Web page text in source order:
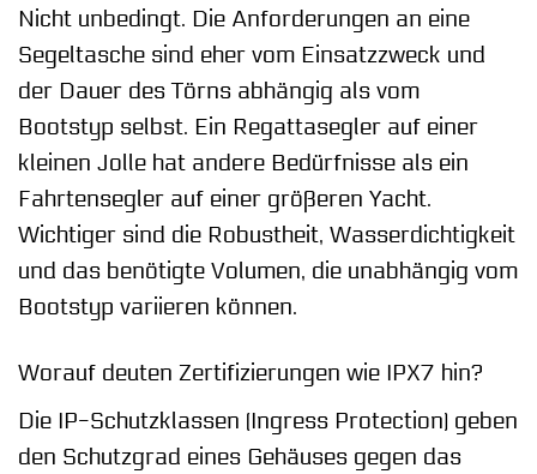
Nicht unbedingt. Die Anforderungen an eine
Segeltasche sind eher vom Einsatzzweck und
der Dauer des Törns abhängig als vom
Bootstyp selbst. Ein Regattasegler auf einer
kleinen Jolle hat andere Bedürfnisse als ein
Fahrtensegler auf einer größeren Yacht.
Wichtiger sind die Robustheit, Wasserdichtigkeit
und das benötigte Volumen, die unabhängig vom
Bootstyp variieren können.
Worauf deuten Zertifizierungen wie IPX7 hin?
Die IP-Schutzklassen (Ingress Protection) geben
den Schutzgrad eines Gehäuses gegen das